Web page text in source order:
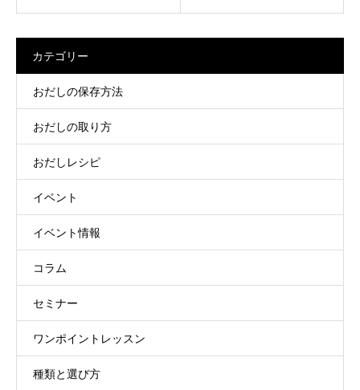
カテゴリー
おだしの保存方法
おだしの取り方
おだしレシピ
イベント
イベント情報
コラム
セミナー
ワンポイントレッスン
種類と選び方